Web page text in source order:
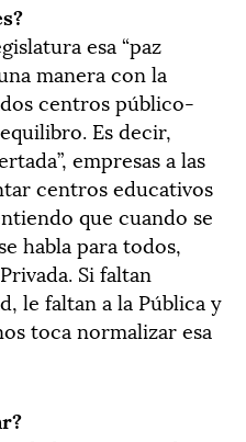
esa “paz
manera con la
centros público-
Es decir,
empresas a las
centros educativos
que cuando se
habla para todos,
Si faltan
le faltan a la Pública y
toca normalizar esa